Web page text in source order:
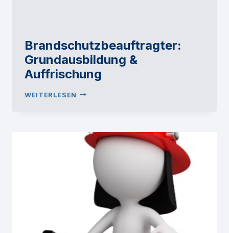
Brandschutzbeauftragter:
Grundausbildung &
Auffrischung
WEITERLESEN BRANDSCHUTZBEAUFTRAGTER: